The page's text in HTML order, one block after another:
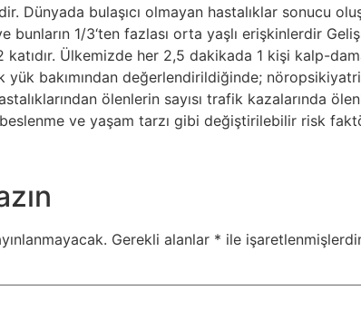
Dünyada bulaşıcı olmayan hastalıklar sonucu
bunların 1/3‘ten fazlası orta yaşlı erişkinlerdir
Ülkemizde her 2,5 dakikada 1 kişi kalp-
bakımından değerlendirildiğinde;
ölenlerin sayısı trafik kazalarında
beslenme ve yaşam tarzı gibi değiştirilebilir risk
Gerekli alanlar * ile